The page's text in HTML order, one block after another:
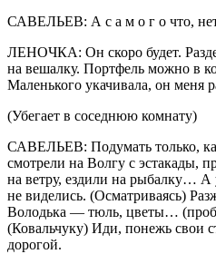
САВЕЛЬЕВ: А с а м о г о что,
ЛЕНОЧКА: Он скоро будет.
на вешалку. Портфель можно в
Маленького укачивала, он меня
(Убегает в соседнюю комнату)
САВЕЛЬЕВ: Подумать только,
смотрели на Волгу с эстакады,
на ветру, ездили на рыбалку… А
не виделись. (Осматриваясь)
Володька — тюль, цветы…
(Ковальчуку) Иди, понежь свои
дорогой.